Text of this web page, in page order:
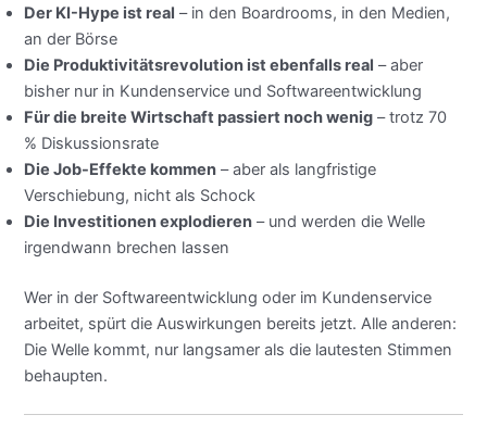
Der KI-Hype ist real – in den Boardrooms, in den Medien,
an der Börse
Die Produktivitätsrevolution ist ebenfalls real – aber
bisher nur in Kundenservice und Softwareentwicklung
Für die breite Wirtschaft passiert noch wenig – trotz 70
% Diskussionsrate
Die Job-Effekte kommen – aber als langfristige
Verschiebung, nicht als Schock
Die Investitionen explodieren – und werden die Welle
irgendwann brechen lassen
Wer in der Softwareentwicklung oder im Kundenservice
arbeitet, spürt die Auswirkungen bereits jetzt. Alle anderen:
Die Welle kommt, nur langsamer als die lautesten Stimmen
behaupten.